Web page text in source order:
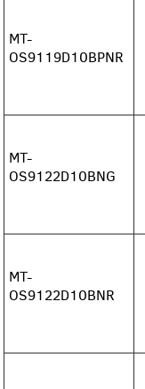
MT-
OS9119D10BPNR
MT-
OS9122D10BNG
MT-
OS9122D10BNR